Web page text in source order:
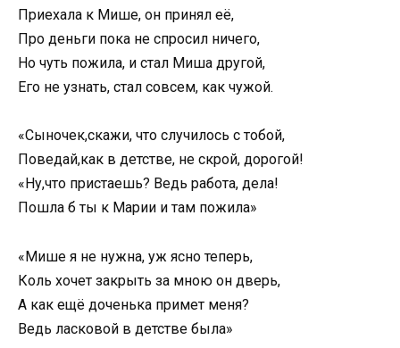
Приехала к Мише, он принял её,
Про деньги пока не спросил ничего,
Но чуть пожила, и стал Миша другой,
Его не узнать, стал совсем, как чужой.
«Сыночек,скажи, что случилось с тобой,
Поведай,как в детстве, не скрой, дорогой!
«Ну,что пристаешь? Ведь работа, дела!
Пошла б ты к Марии и там пожила»
«Мише я не нужна, уж ясно теперь,
Коль хочет закрыть за мною он дверь,
А как ещё доченька примет меня?
Ведь ласковой в детстве была»